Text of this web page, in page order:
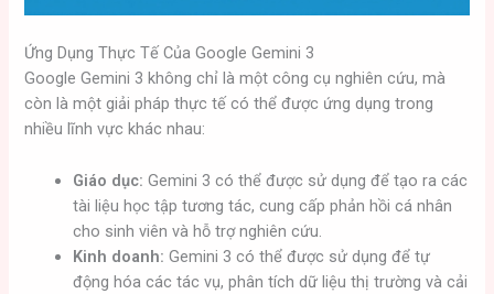
Ứng Dụng Thực Tế Của Google Gemini 3
Google Gemini 3 không chỉ là một công cụ nghiên cứu, mà
còn là một giải pháp thực tế có thể được ứng dụng trong
nhiều lĩnh vực khác nhau:
Giáo dục: Gemini 3 có thể được sử dụng để tạo ra các
tài liệu học tập tương tác, cung cấp phản hồi cá nhân
cho sinh viên và hỗ trợ nghiên cứu.
Kinh doanh: Gemini 3 có thể được sử dụng để tự
động hóa các tác vụ, phân tích dữ liệu thị trường và cải